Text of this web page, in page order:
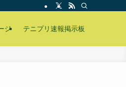
ジ テニプリ速報掲示板